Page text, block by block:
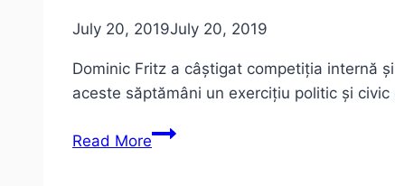
July 20, 2019July 20, 2019
Dominic Fritz a câștigat competiția internă
aceste săptămâni un exercițiu politic și
Read MoreDominic